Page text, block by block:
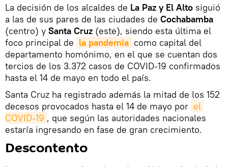
La decisión de los alcaldes de La Paz y El Alto siguió
a las de sus pares de las ciudades de Cochabamba
(centro) y Santa Cruz (este), siendo esta última el
foco principal de la pandemia como capital del
departamento homónimo, en el que se cuentan dos
tercios de los 3.372 casos de COVID-19 confirmados
hasta el 14 de mayo en todo el país.
Santa Cruz ha registrado además la mitad de los 152
decesos provocados hasta el 14 de mayo por el
COVID-19 , que según las autoridades nacionales
estaría ingresando en fase de gran crecimiento.
Descontento